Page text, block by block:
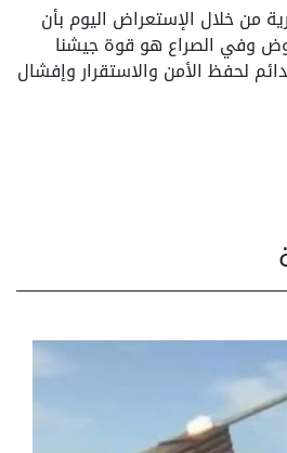
من خلال الإستعراض اليوم بأن
وفي الصراع هو قوة جيشنا
لحفظ الأمن والاستقرار وإفشال